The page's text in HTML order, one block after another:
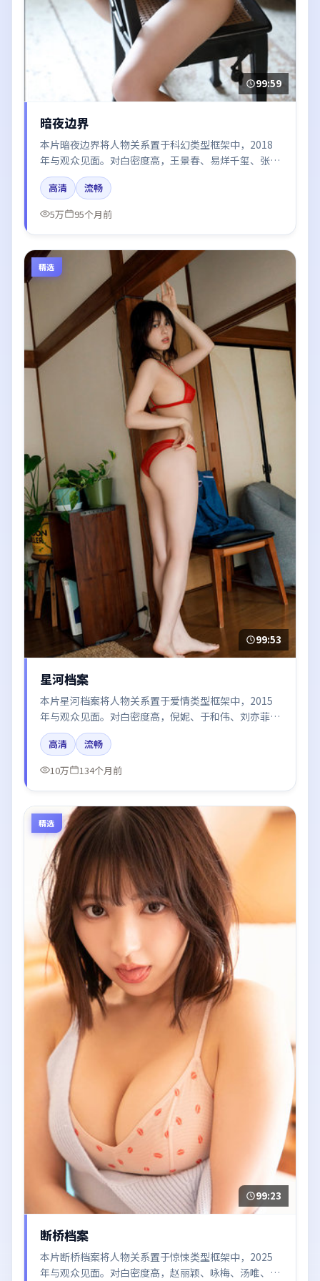
99:59
暗夜边界
本片暗夜边界将人物关系置于科幻类型框架中，2018
年与观众见面。对白密度高，王景春、易烊千玺、张
译、赵丽颖的台词节奏值得关注；整体气质偏泰国都市
与冷色调摄影。
高清
流畅
5万
95个月前
精选
99:53
星河档案
本片星河档案将人物关系置于爱情类型框架中，2015
年与观众见面。对白密度高，倪妮、于和伟、刘亦菲、
赵丽颖的台词节奏值得关注；整体气质偏中国大陆都市
与冷色调摄影。
高清
流畅
10万
134个月前
精选
99:23
断桥档案
本片断桥档案将人物关系置于惊悚类型框架中，2025
年与观众见面。对白密度高，赵丽颖、咏梅、汤唯、雷